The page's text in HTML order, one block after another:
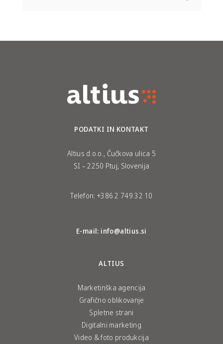
PODATKI IN KONTAKT
Altius d.o.o., Čučkova ulica 5
SI – 2250 Ptuj, Slovenija
Telefon: +386 2 749 32 10
E-mail: info@altius.si
ALTIUS
Marketinška agencija
Grafično oblikovanje
Spletne strani
Digitalni marketing
Video & foto produkcija